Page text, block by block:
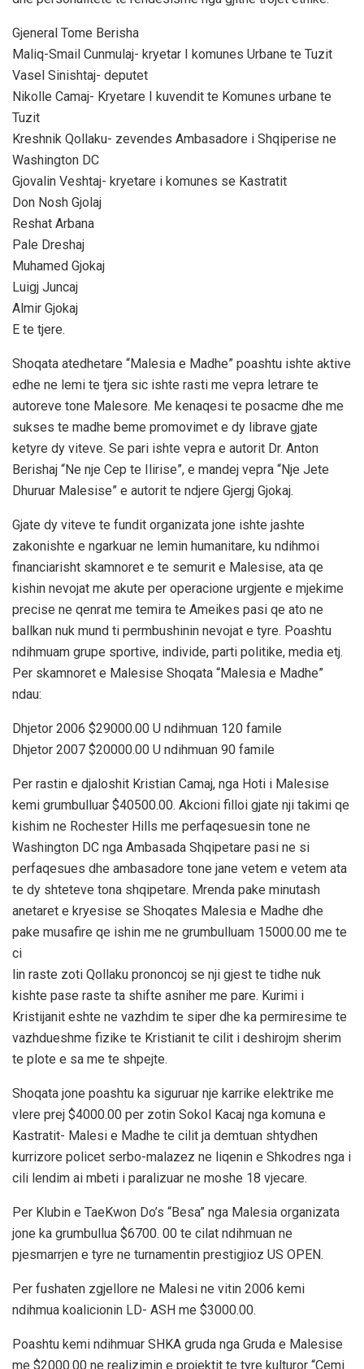
Gjeneral Tome Berisha
Maliq-Smail Cunmulaj- kryetar I komunes Urbane te Tuzit
Vasel Sinishtaj- deputet
Nikolle Camaj- Kryetare I kuvendit te Komunes urbane te
Tuzit
Kreshnik Qollaku- zevendes Ambasadore i Shqiperise ne
Washington DC
Gjovalin Veshtaj- kryetare i komunes se Kastratit
Don Nosh Gjolaj
Reshat Arbana
Pale Dreshaj
Muhamed Gjokaj
Luigj Juncaj
Almir Gjokaj
E te tjere.
Shoqata atedhetare “Malesia e Madhe” poashtu ishte aktive
edhe ne lemi te tjera sic ishte rasti me vepra letrare te
autoreve tone Malesore. Me kenaqesi te posacme dhe me
sukses te madhe beme promovimet e dy librave gjate
ketyre dy viteve. Se pari ishte vepra e autorit Dr. Anton
Berishaj “Ne nje Cep te Ilirise”, e mandej vepra “Nje Jete
Dhuruar Malesise” e autorit te ndjere Gjergj Gjokaj.
Gjate dy viteve te fundit organizata jone ishte jashte
zakonishte e ngarkuar ne lemin humanitare, ku ndihmoi
financiarisht skamnoret e te semurit e Malesise, ata qe
kishin nevojat me akute per operacione urgjente e mjekime
precise ne qenrat me temira te Ameikes pasi qe ato ne
ballkan nuk mund ti permbushinin nevojat e tyre. Poashtu
ndihmuam grupe sportive, individe, parti politike, media etj.
Per skamnoret e Malesise Shoqata “Malesia e Madhe”
ndau:
Dhjetor 2006 $29000.00 U ndihmuan 120 famile
Dhjetor 2007 $20000.00 U ndihmuan 90 famile
Per rastin e djaloshit Kristian Camaj, nga Hoti i Malesise
kemi grumbulluar $40500.00. Akcioni filloi gjate nji takimi qe
kishim ne Rochester Hills me perfaqesuesin tone ne
Washington DC nga Ambasada Shqipetare pasi ne si
perfaqesues dhe ambasadore tone jane vetem e vetem ata
te dy shteteve tona shqipetare. Mrenda pake minutash
anetaret e kryesise se Shoqates Malesia e Madhe dhe
pake musafire qe ishin me ne grumbulluam 15000.00 me te
ci
lin raste zoti Qollaku prononcoj se nji gjest te tidhe nuk
kishte pase raste ta shifte asniher me pare. Kurimi i
Kristijanit eshte ne vazhdim te siper dhe ka permiresime te
vazhdueshme fizike te Kristianit te cilit i deshirojm sherim
te plote e sa me te shpejte.
Shoqata jone poashtu ka siguruar nje karrike elektrike me
vlere prej $4000.00 per zotin Sokol Kacaj nga komuna e
Kastratit- Malesi e Madhe te cilit ja demtuan shtydhen
kurrizore policet serbo-malazez ne liqenin e Shkodres nga i
cili lendim ai mbeti i paralizuar ne moshe 18 vjecare.
Per Klubin e TaeKwon Do’s “Besa” nga Malesia organizata
jone ka grumbullua $6700. 00 te cilat ndihmuan ne
pjesmarrjen e tyre ne turnamentin prestigjioz US OPEN.
Per fushaten zgjellore ne Malesi ne vitin 2006 kemi
ndihmua koalicionin LD- ASH me $3000.00.
Poashtu kemi ndihmuar SHKA gruda nga Gruda e Malesise
me $2000.00 ne realizimin e projektit te tyre kulturor “Cemi